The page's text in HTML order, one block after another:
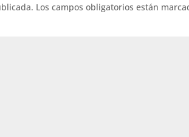
Los campos obligatorios están